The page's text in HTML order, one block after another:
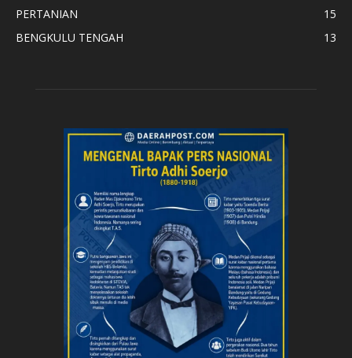
PERTANIAN
15
BENGKULU TENGAH
13